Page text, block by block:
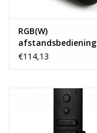
RGB(W)
afstandsbediening
Zigbee
€114,13